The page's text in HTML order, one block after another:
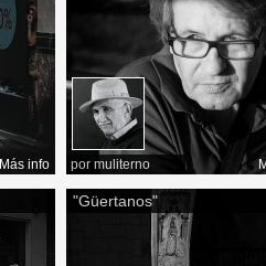
Más info por muliterno
"Güertanos"